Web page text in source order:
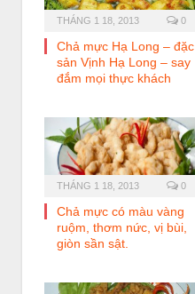
THÁNG 1 18, 2013 0
Chả mực Hạ Long – đặc
sản Vịnh Hạ Long – say
đắm mọi thực khách
THÁNG 1 18, 2013 0
Chả mực có màu vàng
ruộm, thơm nức, vị bùi,
giòn sần sật.